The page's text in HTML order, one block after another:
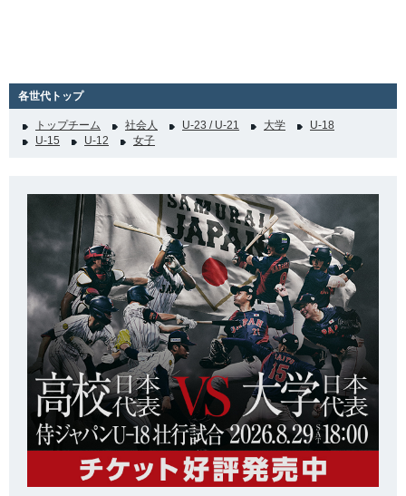
各世代トップ
トップチーム 社会人 U-23 / U-21 大学
U-18
U-15
U-12 女子